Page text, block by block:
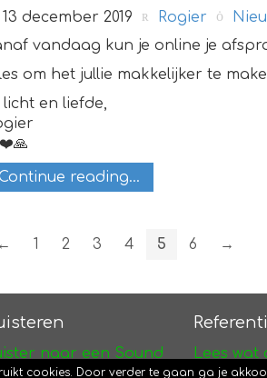
13 december 2019 Rogier
vandaag kun je online je
om het jullie makkelijker te
licht en liefde,
reading...
← 1 2 3 4 5 6 →
naar een Sound
sessie
Lees wat
cookies. Door verder te gaan ga je